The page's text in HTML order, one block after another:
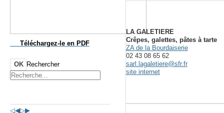
Téléchargez-le en PDF
OK Rechercher
LA GALETIERE
Crêpes, galettes, pâtes à tarte
ZA de la Bourdaiserie
02 43 08 65 62
sarl.lagaletiere@sfr.fr
site internet